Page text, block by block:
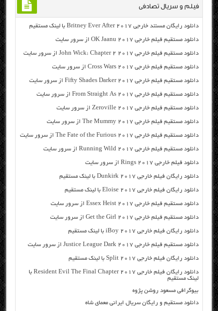
فیلم و سریال تصادفی
دانلود رایگان مسنتد خارجی Britney Ever After 2017 با لینک مستقیم
دانلود مستقیم فیلم خارجی OK Jaanu 2017 از سرور سایت
دانلود مستقیم فیلم خارجی John Wick: Chapter 2 2017 از سرور سایت
دانلود مستقیم فیلم خارجی Cross Wars 2017 از سرور سایت
دانلود مستقیم فیلم خارجی Fifty Shades Darker 2017 از سرور سایت
دانلود مستقیم فیلم خارجی From Straight As 2017 از سرور سایت
دانلود مستقیم فیلم خارجی Zeroville 2017 از سرور سایت
دانلود مستقیم فیلم خارجی The Mummy 2017 از سرور سایت
دانلود مستقیم فیلم خارجی The Fate of the Furious 2017 از سرور سایت
دانلود مستقیم فیلم خارجی Running Wild 2017 از سرور سایت
دانلود فیلم خارجی Rings 2017 از سرور سایت
دانلود رایگان فیلم خارجی Dunkirk 2017 با لینک مستقیم
دانلود رایگان فیلم خارجی Eloise 2017 با لینک مستقیم
دانلود مستقیم فیلم خارجی Essex Heist 2017 از سرور سایت
دانلود مستقیم فیلم خارجی Get the Girl 2017 از سرور سایت
دانلود رایگان فیلم خارجی iBoy 2017 با لینک مستقیم
دانلود مستقیم فیلم خارجی Justice League Dark 2017 از سرور سایت
دانلود رایگان فیلم خارجی Split 2017 با لینک مستقیم
دانلود رایگان فیلم خارجی Resident Evil The Final Chapter 2017 با
لینک مستقیم
بیوگرافی مسعود روشن پژوه
دانلود مستقیم و رایگان سریال ایرانی معمای شاه